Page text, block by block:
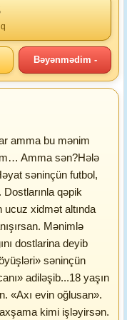
Bəyənmədim -
amma bu mənim
Amma sən?Hələ
səninçün futbol,
qəpik
ucuz xidmət altında
Mənimlə
dostlarina deyib
səninçün
adiləşib...18 yaşın
«Axı evin oğlusan».
kimi işləyirsən.